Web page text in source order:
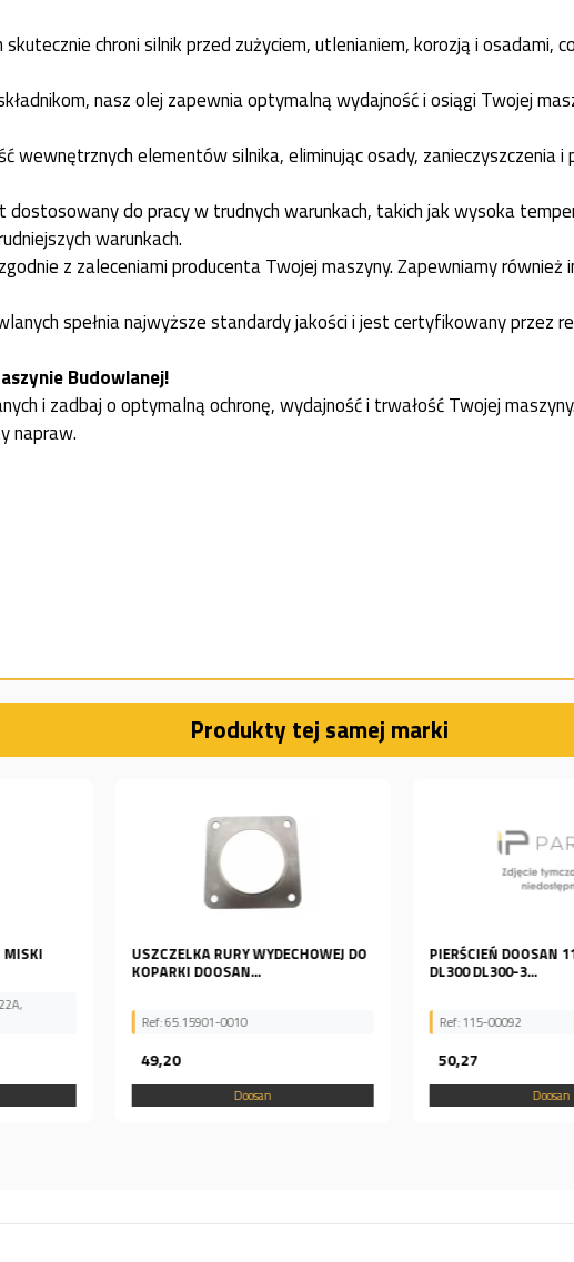
chroni silnik przed zużyciem, utlenianiem, korozją i osadami,
nasz olej zapewnia optymalną wydajność i osiągi Twojej
wewnętrznych elementów silnika, eliminując osady, zanieczyszczenia
dostosowany do pracy w trudnych warunkach, takich jak wysoka
warunkach.
z zaleceniami producenta Twojej maszyny. Zapewniamy
spełnia najwyższe standardy jakości i jest certyfikowany przez
Budowlanej!
i zadbaj o optymalną ochronę, wydajność i trwałość Twojej
napraw.
Produkty tej samej marki
WYDECHOWEJ DO
PIERŚCIEŃ DOOSAN 115-00092
DL300 DL300-3...
Ref: 115-00092
2.412-00187
Ref: 2.412-